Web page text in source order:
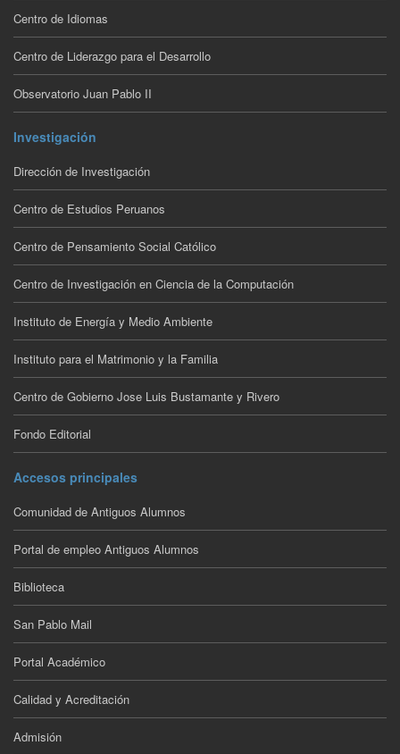
Centro de Idiomas
Centro de Liderazgo para el Desarrollo
Observatorio Juan Pablo II
Investigación
Dirección de Investigación
Centro de Estudios Peruanos
Centro de Pensamiento Social Católico
Centro de Investigación en Ciencia de la Computación
Instituto de Energía y Medio Ambiente
Instituto para el Matrimonio y la Familia
Centro de Gobierno Jose Luis Bustamante y Rivero
Fondo Editorial
Accesos principales
Comunidad de Antiguos Alumnos
Portal de empleo Antiguos Alumnos
Biblioteca
San Pablo Mail
Portal Académico
Calidad y Acreditación
Admisión